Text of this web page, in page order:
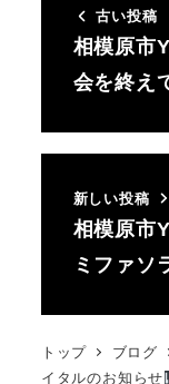
古い投稿
相模原市
会を終え
新しい投稿
相模原市
ミファソ
トップ ブログ
イタルのお知らせ